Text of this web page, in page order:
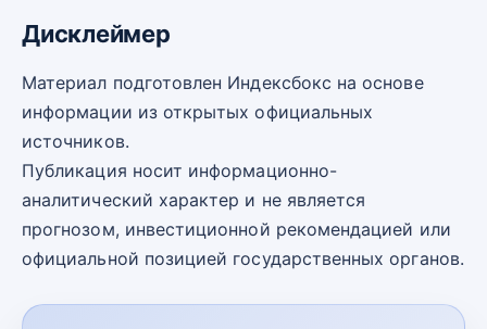
Дисклеймер
Материал подготовлен Индексбокс на основе
информации из открытых официальных
источников.
Публикация носит информационно-
аналитический характер и не является
прогнозом, инвестиционной рекомендацией или
официальной позицией государственных органов.